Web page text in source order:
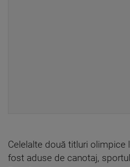
Celelalte două titluri olimpice
fost aduse de canotaj,